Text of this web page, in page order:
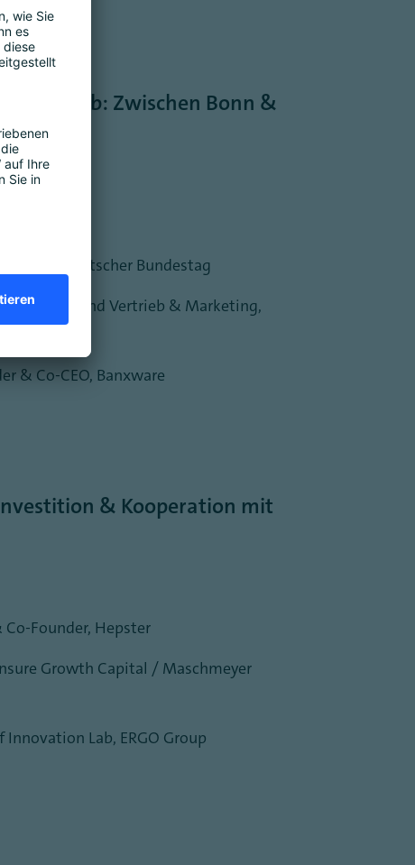
Club: Zwischen Bonn &
Fraktion, Deutscher Bundestag
und Vorstand Vertrieb & Marketing,
& Co-CEO, Banxware
& Kooperation mit
Co-Founder, Hepster
Growth Capital / Maschmeyer
Innovation Lab, ERGO Group